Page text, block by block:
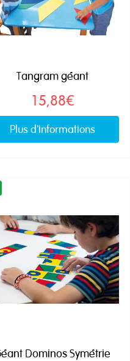
Tangram géant
15,88€
Plus d'informations
Dominos Symétrie